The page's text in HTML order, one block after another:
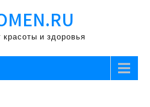
и здоровья